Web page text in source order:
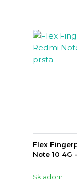
Flex
Note 10 4G
Skladom